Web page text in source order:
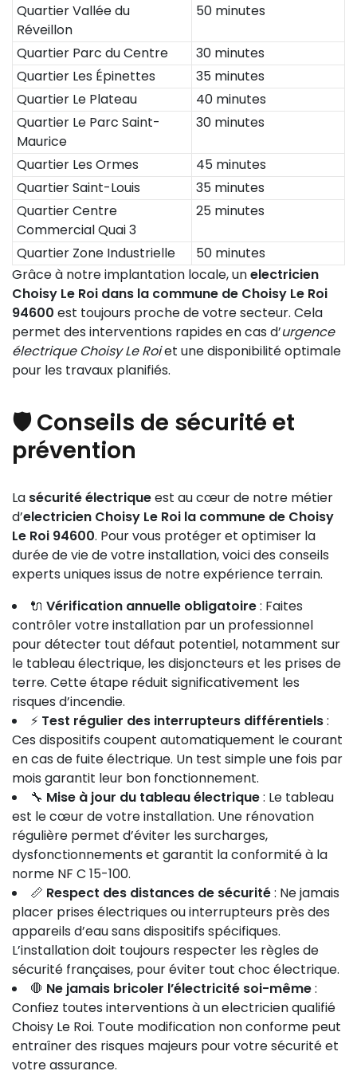
Quartier Vallée du
Réveillon
50 minutes
Quartier Parc du Centre
30 minutes
Quartier Les Épinettes
35 minutes
Quartier Le Plateau
40 minutes
Quartier Le Parc Saint-
Maurice
30 minutes
Quartier Les Ormes
45 minutes
Quartier Saint-Louis
35 minutes
Quartier Centre
Commercial Quai 3
25 minutes
Quartier Zone Industrielle
50 minutes
Grâce à notre implantation locale, unelectricien
Choisy Le Roi dans la commune de Choisy Le Roi
94600 est toujours proche de votre secteur. Cela
permet des interventions rapides en cas d’urgence
électrique Choisy Le Roiet une disponibilité optimale
pour les travaux planifiés.
🛡️ Conseils de sécurité et
prévention
La sécurité électriqueest au cœur de notre métier
d’electricien Choisy Le Roi la commune de Choisy
Le Roi 94600. Pour vous protéger et optimiser la
durée de vie de votre installation, voici des conseils
experts uniques issus de notre expérience terrain.
🔌 Vérification annuelle obligatoire: Faites
contrôler votre installation par un professionnel
pour détecter tout défaut potentiel, notamment sur
le tableau électrique, les disjoncteurs et les prises de
terre. Cette étape réduit significativement les
risques d’incendie.
⚡ Test régulier des interrupteurs différentiels:
Ces dispositifs coupent automatiquement le courant
en cas de fuite électrique. Un test simple une fois par
mois garantit leur bon fonctionnement.
🔧 Mise à jour du tableau électrique: Le tableau
est le cœur de votre installation. Une rénovation
régulière permet d’éviter les surcharges,
dysfonctionnements et garantit la conformité à la
norme NF C 15-100.
📏 Respect des distances de sécurité: Ne jamais
placer prises électriques ou interrupteurs près des
appareils d’eau sans dispositifs spécifiques.
L’installation doit toujours respecter les règles de
sécurité françaises, pour éviter tout choc électrique.
🛑 Ne jamais bricoler l’électricité soi-même:
Confiez toutes interventions à un electricien qualifié
Choisy Le Roi. Toute modification non conforme peut
entraîner des risques majeurs pour votre sécurité et
votre assurance.